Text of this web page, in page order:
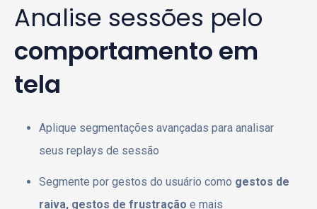
Analise sessões pelo
comportamento em
tela
Aplique segmentações avançadas para analisar
seus replays de sessão
Segmente por gestos do usuário como gestos de
raiva, gestos de frustração e mais